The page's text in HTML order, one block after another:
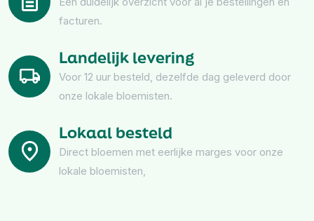
facturen.
Landelijk levering
Voor 12 uur besteld, dezelfde dag geleverd door
onze lokale bloemisten.
Lokaal besteld
Direct bloemen met eerlijke marges voor onze
lokale bloemisten,